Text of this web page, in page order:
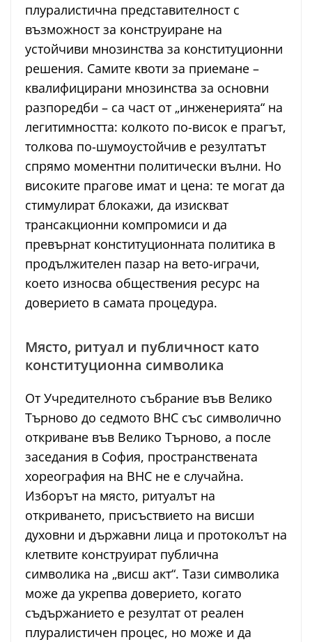
плуралистична представителност с
възможност за конструиране на
устойчиви мнозинства за конституционни
решения. Самите квоти за приемане –
квалифицирани мнозинства за основни
разпоредби – са част от „инженерията“ на
легитимността: колкото по-висок е прагът,
толкова по-шумоустойчив е резултатът
спрямо моментни политически вълни. Но
високите прагове имат и цена: те могат да
стимулират блокажи, да изискват
трансакционни компромиси и да
превърнат конституционната политика в
продължителен пазар на вето-играчи,
което износва обществения ресурс на
доверието в самата процедура.
Място, ритуал и публичност като
конституционна символика
От Учредителното събрание във Велико
Търново до седмото ВНС със символично
откриване във Велико Търново, а после
заседания в София, пространствената
хореография на ВНС не е случайна.
Изборът на място, ритуалът на
откриването, присъствието на висши
духовни и държавни лица и протоколът на
клетвите конструират публична
символика на „висш акт“. Тази символика
може да укрепва доверието, когато
съдържанието е резултат от реален
плуралистичен процес, но може и да